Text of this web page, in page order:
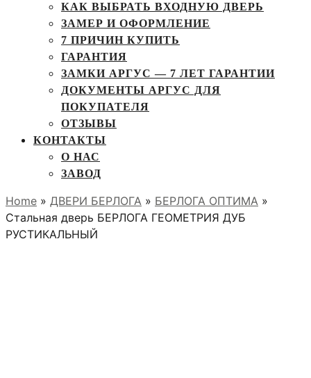
КАК ВЫБРАТЬ ВХОДНУЮ ДВЕРЬ
ЗАМЕР И ОФОРМЛЕНИЕ
7 ПРИЧИН КУПИТЬ
ГАРАНТИЯ
ЗАМКИ АРГУС — 7 ЛЕТ ГАРАНТИИ
ДОКУМЕНТЫ АРГУС ДЛЯ
ПОКУПАТЕЛЯ
ОТЗЫВЫ
КОНТАКТЫ
О НАС
ЗАВОД
Home » ДВЕРИ БЕРЛОГА » БЕРЛОГА ОПТИМА »
Стальная дверь БЕРЛОГА ГЕОМЕТРИЯ ДУБ
РУСТИКАЛЬНЫЙ